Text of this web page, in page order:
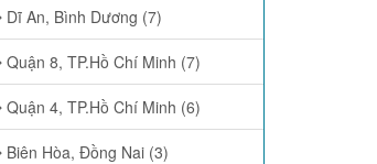
Dĩ An, Bình Dương (7)
Quận 8, TP.Hồ Chí Minh (7)
Quận 4, TP.Hồ Chí Minh (6)
Biên Hòa, Đồng Nai (3)